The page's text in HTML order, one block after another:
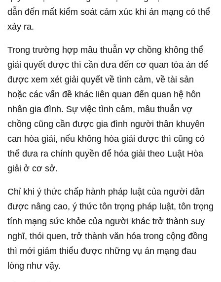
dẫn đến mất kiểm soát cảm xúc khi án mạng có thể
xảy ra.
Trong trường hợp mâu thuẫn vợ chồng không thể
giải quyết được thì cần đưa đến cơ quan tòa án để
được xem xét giải quyết về tình cảm, về tài sản
hoặc các vấn đề khác liên quan đến quan hệ hôn
nhân gia đình. Sự việc tình cảm, mâu thuẫn vợ
chồng cũng cần được gia đình người thân khuyên
can hòa giải, nếu không hòa giải được thì cũng có
thể đưa ra chính quyền để hóa giải theo Luật Hòa
giải ở cơ sở.
Chỉ khi ý thức chấp hành pháp luật của người dân
được nâng cao, ý thức tôn trọng pháp luật, tôn trọng
tính mạng sức khỏe của người khác trở thành suy
nghĩ, thói quen, trở thành văn hóa trong cộng đồng
thì mới giảm thiểu được những vụ án mạng đau
lòng như vậy.